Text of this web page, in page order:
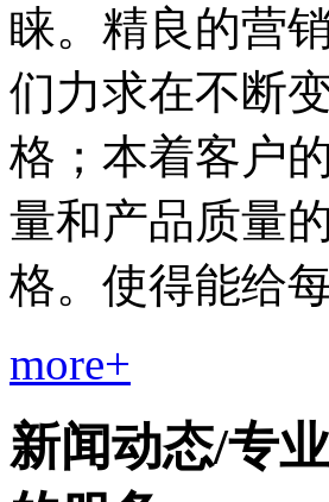
睐。精良的营
们力求在不断
格；本着客户
量和产品质量
格。使得能给
more+
新闻动态/专